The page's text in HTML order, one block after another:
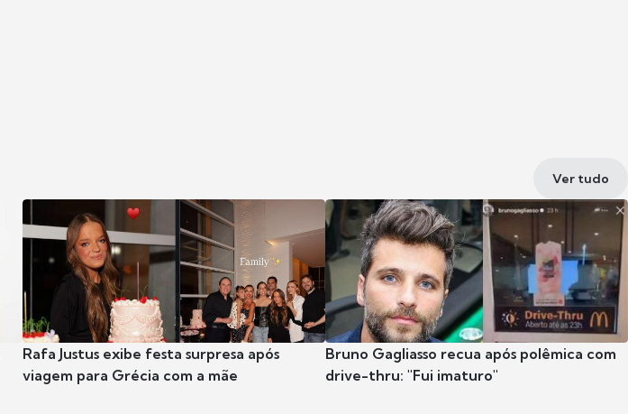
Ver tudo
Rafa Justus exibe festa surpresa após
viagem para Grécia com a mãe
Bruno Gagliasso recua após polêmica com
drive-thru: "Fui imaturo"